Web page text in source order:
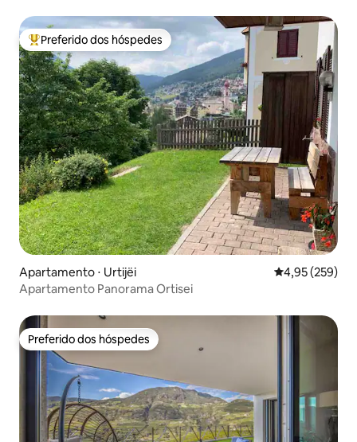
Entre os melhores preferidos dos hóspedes
Preferido dos hóspedes
Apartamento ⋅ Urtijëi 4,95 de uma
4,95 (259)
Apartamento Panorama Ortisei
Preferido dos hóspedes
Preferido dos hóspedes